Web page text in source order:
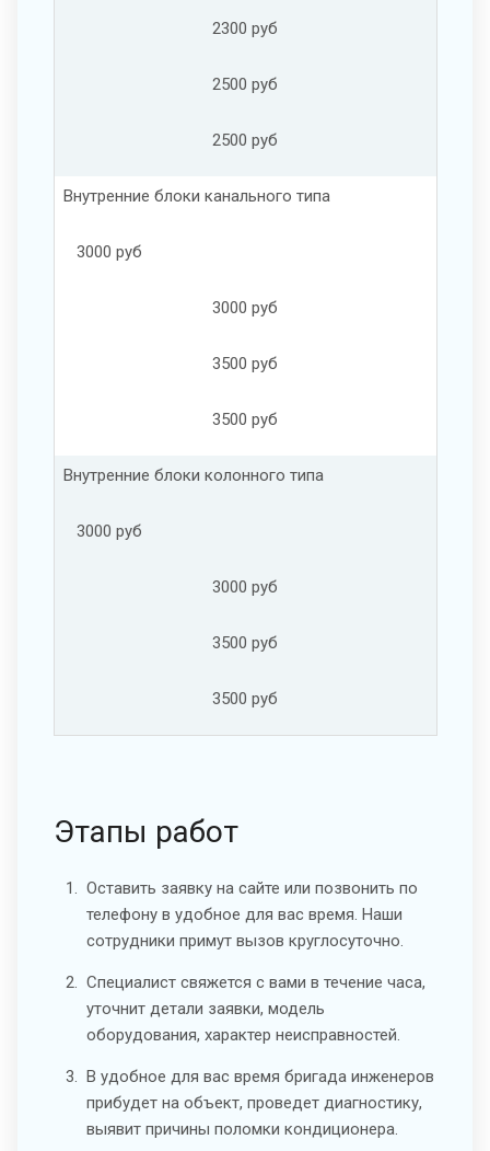
2300 руб
2500 руб
2500 руб
Внутренние блоки канального типа
3000 руб
3000 руб
3500 руб
3500 руб
Внутренние блоки колонного типа
3000 руб
3000 руб
3500 руб
3500 руб
Этапы работ
Оставить заявку на сайте или позвонить по
телефону в удобное для вас время. Наши
сотрудники примут вызов круглосуточно.
Специалист свяжется с вами в течение часа,
уточнит детали заявки, модель
оборудования, характер неисправностей.
В удобное для вас время бригада инженеров
прибудет на объект, проведет диагностику,
выявит причины поломки кондиционера.